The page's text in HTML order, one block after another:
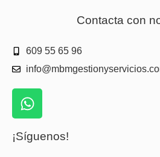
Contacta con
609 55 65 96
¡Síguenos!